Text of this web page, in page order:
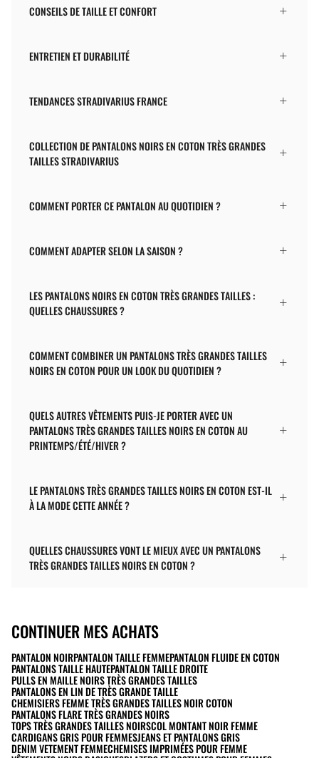
CONSEILS DE TAILLE ET CONFORT
ENTRETIEN ET DURABILITÉ
TENDANCES STRADIVARIUS FRANCE
COLLECTION DE PANTALONS NOIRS EN COTON TRÈS GRANDES
TAILLES STRADIVARIUS
COMMENT PORTER CE PANTALON AU QUOTIDIEN ?
COMMENT ADAPTER SELON LA SAISON ?
LES PANTALONS NOIRS EN COTON TRÈS GRANDES TAILLES :
QUELLES CHAUSSURES ?
COMMENT COMBINER UN PANTALONS TRÈS GRANDES TAILLES
NOIRS EN COTON POUR UN LOOK DU QUOTIDIEN ?
QUELS AUTRES VÊTEMENTS PUIS-JE PORTER AVEC UN
PANTALONS TRÈS GRANDES TAILLES NOIRS EN COTON AU
PRINTEMPS/ÉTÉ/HIVER ?
LE PANTALONS TRÈS GRANDES TAILLES NOIRS EN COTON EST-IL
À LA MODE CETTE ANNÉE ?
QUELLES CHAUSSURES VONT LE MIEUX AVEC UN PANTALONS
TRÈS GRANDES TAILLES NOIRS EN COTON ?
CONTINUER MES ACHATS
PANTALON NOIRPANTALON TAILLE FEMMEPANTALON FLUIDE EN COTON
PANTALONS TAILLE HAUTEPANTALON TAILLE DROITE
PULLS EN MAILLE NOIRS TRÈS GRANDES TAILLES
PANTALONS EN LIN DE TRÈS GRANDE TAILLE
CHEMISIERS FEMME TRÈS GRANDES TAILLES NOIR COTON
PANTALONS FLARE TRÈS GRANDES NOIRS
TOPS TRÈS GRANDES TAILLES NOIRSCOL MONTANT NOIR FEMME
CARDIGANS GRIS POUR FEMMESJEANS ET PANTALONS GRIS
DENIM VETEMENT FEMMECHEMISES IMPRIMÉES POUR FEMME